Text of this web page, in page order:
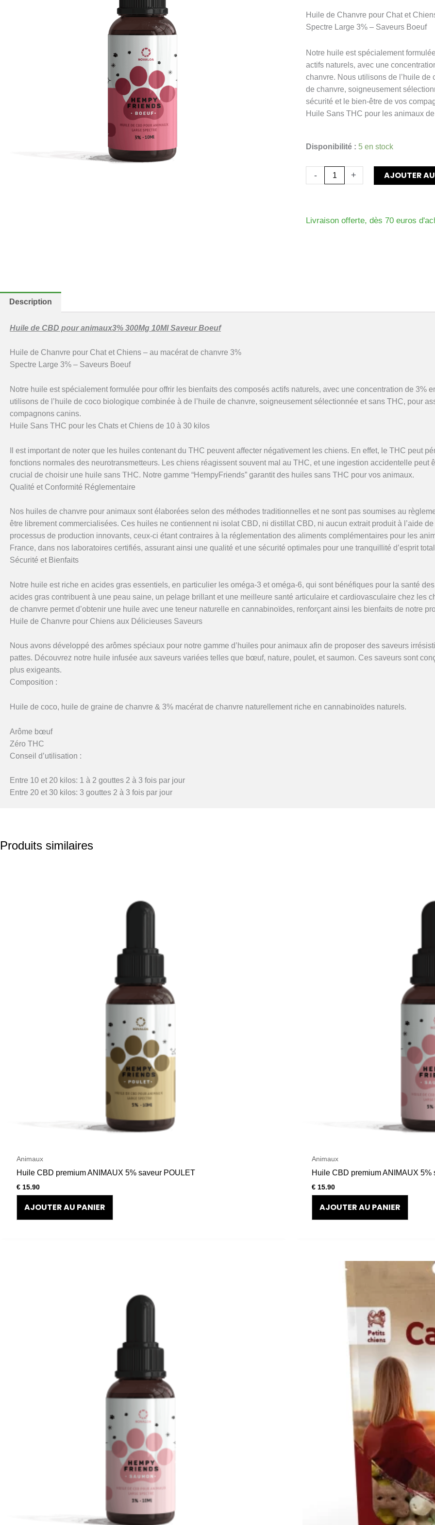
Huile de Chanvre pour Chat et
Spectre Large 3% – Saveurs Boeuf
Notre huile est spécialement
actifs naturels, avec une
chanvre. Nous utilisons de l’huile de
de chanvre, soigneusement
sécurité et le bien-être de vos
Huile Sans THC pour les animaux
Disponibilité : 5 en stock
-
quantité
CBD
3%
+ AJOUTER
Livraison offerte, dès 70 euros
Description
Huile de CBD pour animaux3% 300Mg 10Ml Saveur Boeuf
Huile de Chanvre pour Chat et Chiens – au macérat de chanvre 3%
Spectre Large 3% – Saveurs Boeuf
Notre huile est spécialement formulée pour offrir les bienfaits des composés actifs naturels, avec une concentration de 3%
utilisons de l’huile de coco biologique combinée à de l’huile de chanvre, soigneusement sélectionnée et sans THC, pour
compagnons canins.
Huile Sans THC pour les Chats et Chiens de 10 à 30 kilos
Il est important de noter que les huiles contenant du THC peuvent affecter négativement les chiens. En effet, le THC peut
fonctions normales des neurotransmetteurs. Les chiens réagissent souvent mal au THC, et une ingestion accidentelle peut
crucial de choisir une huile sans THC. Notre gamme “HempyFriends” garantit des huiles sans THC pour vos animaux.
Qualité et Conformité Réglementaire
Nos huiles de chanvre pour animaux sont élaborées selon des méthodes traditionnelles et ne sont pas soumises au
être librement commercialisées. Ces huiles ne contiennent ni isolat CBD, ni distillat CBD, ni aucun extrait produit à l’aide
processus de production innovants, ceux-ci étant contraires à la réglementation des aliments complémentaires pour les
France, dans nos laboratoires certifiés, assurant ainsi une qualité et une sécurité optimales pour une tranquillité d’esprit
Sécurité et Bienfaits
Notre huile est riche en acides gras essentiels, en particulier les oméga-3 et oméga-6, qui sont bénéfiques pour la santé
acides gras contribuent à une peau saine, un pelage brillant et une meilleure santé articulaire et cardiovasculaire chez les
de chanvre permet d’obtenir une huile avec une teneur naturelle en cannabinoïdes, renforçant ainsi les bienfaits de notre
Huile de Chanvre pour Chiens aux Délicieuses Saveurs
Nous avons développé des arômes spéciaux pour notre gamme d’huiles pour animaux afin de proposer des saveurs
pattes. Découvrez notre huile infusée aux saveurs variées telles que bœuf, nature, poulet, et saumon. Ces saveurs sont
plus exigeants.
Composition :
Huile de coco, huile de graine de chanvre & 3% macérat de chanvre naturellement riche en cannabinoïdes naturels.
Arôme bœuf
Zéro THC
Conseil d’utilisation :
Entre 10 et 20 kilos: 1 à 2 gouttes 2 à 3 fois par jour
Entre 20 et 30 kilos: 3 gouttes 2 à 3 fois par jour
Produits similaires
Animaux
Huile CBD premium ANIMAUX 5% saveur POULET
€ 15.90
AJOUTER AU PANIER
Animaux
Huile CBD premium ANIMAUX 5%
€ 15.90
AJOUTER AU PANIER